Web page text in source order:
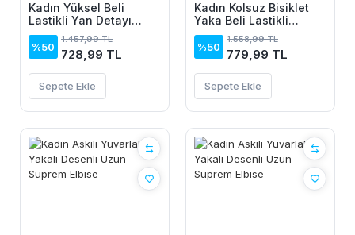
Kadın Yüksel Beli
Lastikli Yan Detayı
çiçek Desenli Pantolon
%50
1.457,99 TL
728,99 TL
Sepete Ekle
Kadın Kolsuz Bisiklet
Yaka Beli Lastikli
Desenli Süprem Elbise
%50
1.558,99 TL
779,99 TL
Sepete Ekle